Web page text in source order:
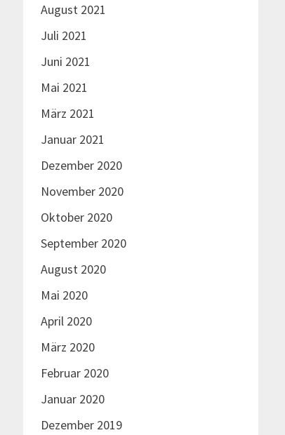
August 2021
Juli 2021
Juni 2021
Mai 2021
März 2021
Januar 2021
Dezember 2020
November 2020
Oktober 2020
September 2020
August 2020
Mai 2020
April 2020
März 2020
Februar 2020
Januar 2020
Dezember 2019